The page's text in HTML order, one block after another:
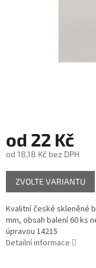
od 22 Kč
od 18,18 Kč bez DPH
Měrná
cena:
ZVOLTE VARIANTU
Kvalitní české skleněné
mm, obsah balení 60 ks
úpravou 14215
Detailní informace